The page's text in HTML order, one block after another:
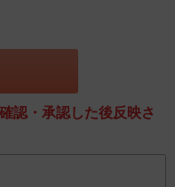
認・承認した後反映さ